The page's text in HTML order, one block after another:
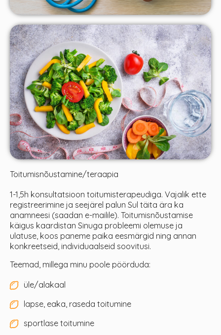
Toitumisnõustamine/teraapia
1-1,5h konsultatsioon toitumisterapeudiga. Vajalik ette
registreerimine ja seejärel palun Sul täita ära ka
anamneesi (saadan e-mailile). Toitumisnõustamise
käigus kaardistan Sinuga probleemi olemuse ja
ulatuse, koos paneme paika eesmärgid ning annan
konkreetseid, individuaalseid soovitusi.
Teemad, millega minu poole pöörduda:
üle/alakaal
lapse, eaka, raseda toitumine
sportlase toitumine